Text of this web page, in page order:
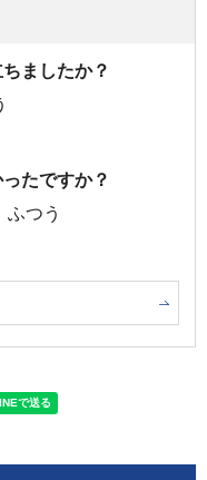
ましたか？
たですか？
ふつう